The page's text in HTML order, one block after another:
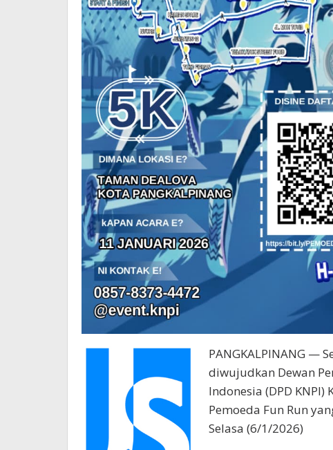
PANGKALPINANG —
diwujudkan Dewan
Indonesia (DPD
Pemoeda Fun Run
Selasa (6/1/2026)